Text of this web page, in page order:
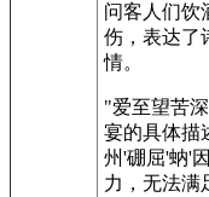
问客人们饮
伤，表达了
情。
"爱至望苦
宴的具体描
州'硼屈'蚋'
力，无法满